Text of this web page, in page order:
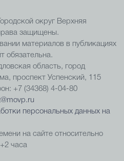
округ Верхняя
защищены.
материалов в публикациях
обязательна.
область, город
проспект Успенский, 115
+7 (34368) 4-04-80
персональных данных на
на сайте относительно
часа